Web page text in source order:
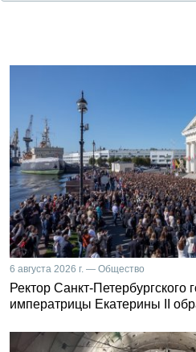
6 августа 2026 г. — Общество
Ректор Санкт-Петербургского
императрицы Екатерины II